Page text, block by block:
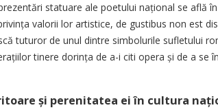
statuare ale poetului național se află
valorii lor artistice, de gustibus non est
tuturor de unul dintre simbolurile sufletului
tinere dorința de a-i citi opera și de a se
și perenitatea ei în cultura